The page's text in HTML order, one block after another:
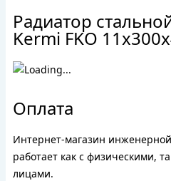
Радиатор
Kermi FKO
Оплата
Интернет-магазин
работает как с физическими,
лицами.